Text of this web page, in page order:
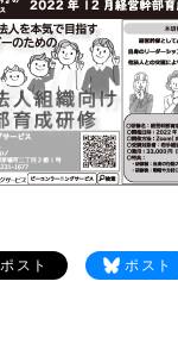
ポスト
ポスト